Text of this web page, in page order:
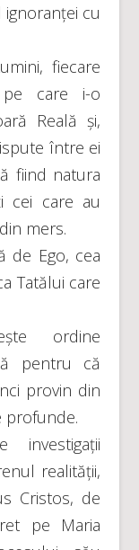
cu
fiecare
care i-o
Reală și,
între ei
fiind natura
cei care au
mers.
de Ego, cea
Tatălui care
ordine
pentru că
provin din
profunde.
investigații
realității,
Cristos, de
pe Maria